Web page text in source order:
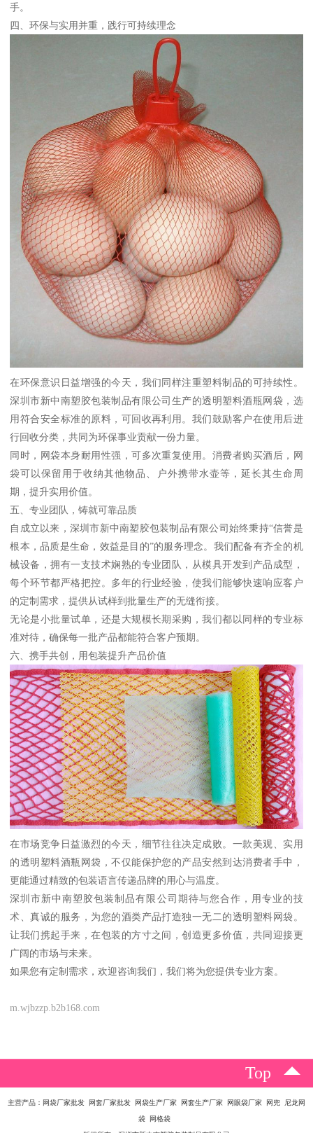
手。
四、环保与实用并重，践行可持续理念
在环保意识日益增强的今天，我们同样注重塑料制品的可持续性。
深圳市新中南塑胶包装制品有限公司生产的透明塑料酒瓶网袋，选
用符合安全标准的原料，可回收再利用。我们鼓励客户在使用后进
行回收分类，共同为环保事业贡献一份力量。
同时，网袋本身耐用性强，可多次重复使用。消费者购买酒后，网
袋可以保留用于收纳其他物品、户外携带水壶等，延长其生命周
期，提升实用价值。
五、专业团队，铸就可靠品质
自成立以来，深圳市新中南塑胶包装制品有限公司始终秉持“信誉是
根本，品质是生命，效益是目的”的服务理念。我们配备有齐全的机
械设备，拥有一支技术娴熟的专业团队，从模具开发到产品成型，
每个环节都严格把控。多年的行业经验，使我们能够快速响应客户
的定制需求，提供从试样到批量生产的无缝衔接。
无论是小批量试单，还是大规模长期采购，我们都以同样的专业标
准对待，确保每一批产品都能符合客户预期。
六、携手共创，用包装提升产品价值
在市场竞争日益激烈的今天，细节往往决定成败。一款美观、实用
的透明塑料酒瓶网袋，不仅能保护您的产品安然到达消费者手中，
更能通过精致的包装语言传递品牌的用心与温度。
深圳市新中南塑胶包装制品有限公司期待与您合作，用专业的技
术、真诚的服务，为您的酒类产品打造独一无二的透明塑料网袋。
让我们携起手来，在包装的方寸之间，创造更多价值，共同迎接更
广阔的市场与未来。
如果您有定制需求，欢迎咨询我们，我们将为您提供专业方案。
m.wjbzzp.b2b168.com
Top
主营产品：网袋厂家批发 网套厂家批发 网袋生产厂家 网套生产厂家 网眼袋厂家 网兜 尼龙网
袋 网格袋